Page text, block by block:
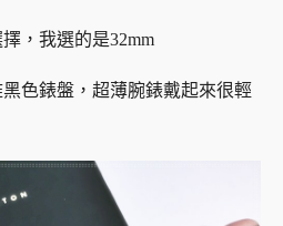
，我選的是32mm
色錶盤，超薄腕錶戴起來很輕